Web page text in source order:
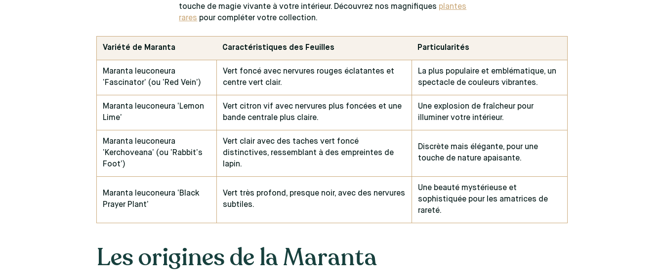
touche de magie vivante à votre intérieur. Découvrez nos magnifiques plantes
rares pour compléter votre collection.
Variété de Maranta Caractéristiques des Feuilles Particularités
Maranta leuconeura
‘Fascinator’ (ou ‘Red Vein’)
Vert foncé avec nervures rouges éclatantes et
centre vert clair.
La plus populaire et emblématique, un
spectacle de couleurs vibrantes.
Maranta leuconeura ‘Lemon
Lime’
Vert citron vif avec nervures plus foncées et une
bande centrale plus claire.
Une explosion de fraîcheur pour
illuminer votre intérieur.
Maranta leuconeura
‘Kerchoveana’ (ou ‘Rabbit’s
Foot’)
Vert clair avec des taches vert foncé
distinctives, ressemblant à des empreintes de
lapin.
Discrète mais élégante, pour une
touche de nature apaisante.
Maranta leuconeura ‘Black
Prayer Plant’
Vert très profond, presque noir, avec des nervures
subtiles.
Une beauté mystérieuse et
sophistiquée pour les amatrices de
rareté.
Les origines de la Maranta